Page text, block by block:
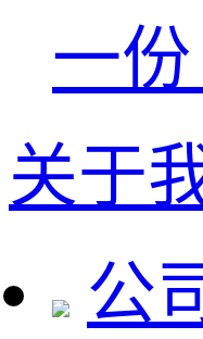
一
关于
公